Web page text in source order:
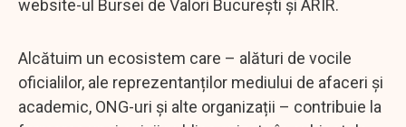
website-ul Bursei de Valori Bucureşti şi ARIR.
Alcătuim un ecosistem care – alături de vocile
oficialilor, ale reprezentanților mediului de afaceri şi
academic, ONG-uri și alte organizații – contribuie la